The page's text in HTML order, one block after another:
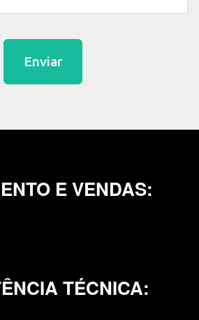
Enviar
E VENDAS:
TÉCNICA: